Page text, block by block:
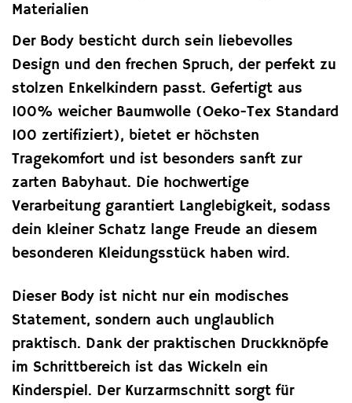
Materialien
Der Body besticht durch sein liebevolles
Design und den frechen Spruch, der perfekt zu
stolzen Enkelkindern passt. Gefertigt aus
100% weicher Baumwolle (Oeko-Tex Standard
100 zertifiziert), bietet er höchsten
Tragekomfort und ist besonders sanft zur
zarten Babyhaut. Die hochwertige
Verarbeitung garantiert Langlebigkeit, sodass
dein kleiner Schatz lange Freude an diesem
besonderen Kleidungsstück haben wird.
Dieser Body ist nicht nur ein modisches
Statement, sondern auch unglaublich
praktisch. Dank der praktischen Druckknöpfe
im Schrittbereich ist das Wickeln ein
Kinderspiel. Der Kurzarmschnitt sorgt für